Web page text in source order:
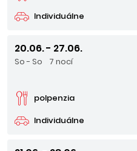
Individuálne
20.06. - 27.06.
So - So 7 nocí
Individuálne
polpenzia